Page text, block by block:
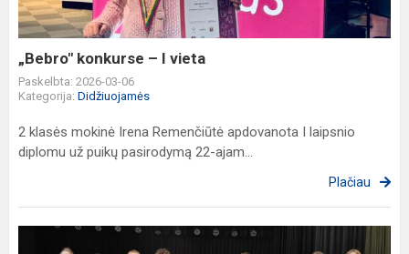
„Bebro" konkurse – I vieta
Paskelbta: 2026-03-06
Kategorija: Didžiuojamės
2 klasės mokinė Irena Remenčiūtė apdovanota I laipsnio
diplomu už puikų pasirodymą 22-ajam...
Plačiau
Olimpiados